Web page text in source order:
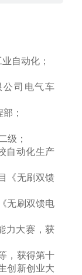
自动化；
公司电气车
；
级；
自动化生产
《无刷双馈
无刷双馈电
力大赛，获
，获得第十
创新创业大